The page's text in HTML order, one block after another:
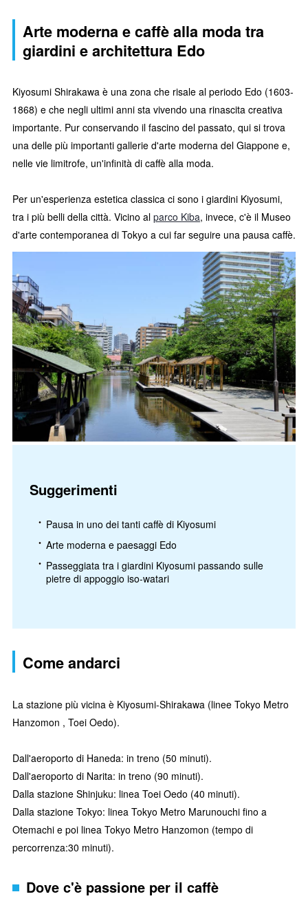
Arte moderna e caffè alla moda tra
giardini e architettura Edo
Kiyosumi Shirakawa è una zona che risale al periodo Edo (1603-
1868) e che negli ultimi anni sta vivendo una rinascita creativa
importante. Pur conservando il fascino del passato, qui si trova
una delle più importanti gallerie d'arte moderna del Giappone e,
nelle vie limitrofe, un'infinità di caffè alla moda.
Per un'esperienza estetica classica ci sono i giardini Kiyosumi,
tra i più belli della città. Vicino al parco Kiba, invece, c'è il Museo
d'arte contemporanea di Tokyo a cui far seguire una pausa caffè.
Suggerimenti
Pausa in uno dei tanti caffè di Kiyosumi
Arte moderna e paesaggi Edo
Passeggiata tra i giardini Kiyosumi passando sulle
pietre di appoggio iso-watari
Come andarci
La stazione più vicina è Kiyosumi-Shirakawa (linee Tokyo Metro
Hanzomon , Toei Oedo).
Dall'aeroporto di Haneda: in treno (50 minuti).
Dall'aeroporto di Narita: in treno (90 minuti).
Dalla stazione Shinjuku: linea Toei Oedo (40 minuti).
Dalla stazione Tokyo: linea Tokyo Metro Marunouchi fino a
Otemachi e poi linea Tokyo Metro Hanzomon (tempo di
percorrenza:30 minuti).
Dove c'è passione per il caffè